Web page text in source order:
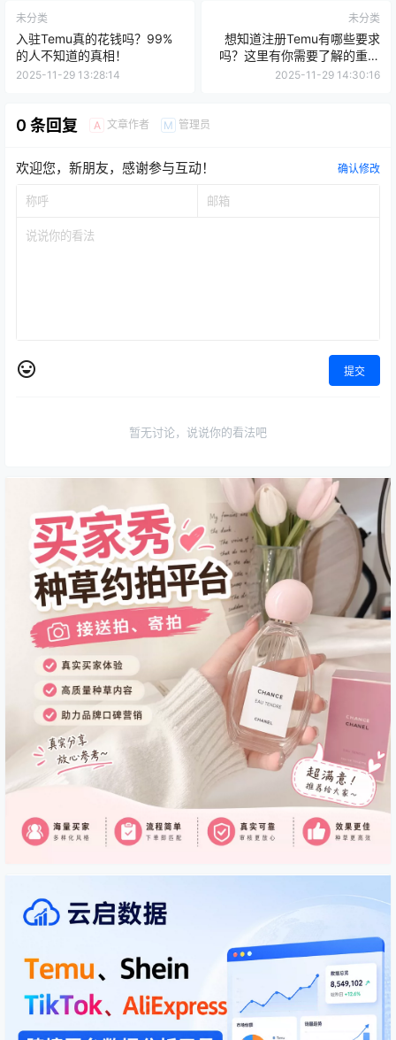
未分类
入驻Temu真的花钱吗？99%
的人不知道的真相！
2025-11-29 13:28:14
未分类
想知道注册Temu有哪些要求
吗？这里有你需要了解的重要
信息！
2025-11-29 14:30:16
0 条回复 A 文章作者 M 管理员
欢迎您，新朋友，感谢参与互动！ 确认修改
提交
暂无讨论，说说你的看法吧